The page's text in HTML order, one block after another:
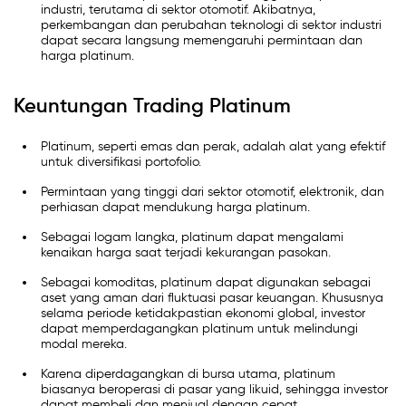
industri, terutama di sektor otomotif. Akibatnya,
perkembangan dan perubahan teknologi di sektor industri
dapat secara langsung memengaruhi permintaan dan
harga platinum.
Keuntungan Trading Platinum
Platinum, seperti emas dan perak, adalah alat yang efektif
untuk diversifikasi portofolio.
Permintaan yang tinggi dari sektor otomotif, elektronik, dan
perhiasan dapat mendukung harga platinum.
Sebagai logam langka, platinum dapat mengalami
kenaikan harga saat terjadi kekurangan pasokan.
Sebagai komoditas, platinum dapat digunakan sebagai
aset yang aman dari fluktuasi pasar keuangan. Khususnya
selama periode ketidakpastian ekonomi global, investor
dapat memperdagangkan platinum untuk melindungi
modal mereka.
Karena diperdagangkan di bursa utama, platinum
biasanya beroperasi di pasar yang likuid, sehingga investor